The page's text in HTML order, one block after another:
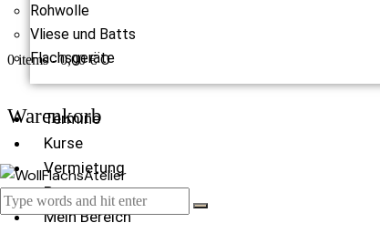
Rohwolle
Vliese und Batts
Flachsgeräte
Termine
Kurse
Vermietung
Partner
Mein Bereich
0 items-0,00 € 0
Warenkorb